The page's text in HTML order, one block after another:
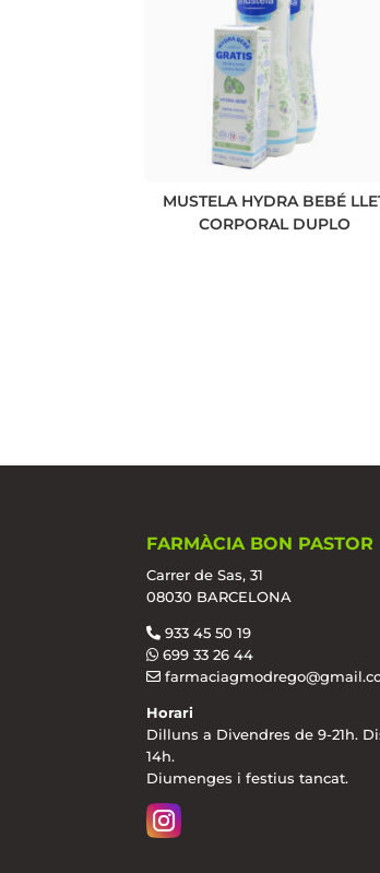
MUSTELA HYDRA BEBÉ
CORPORAL DUPLO
FARMÀCIA BON PASTOR
Carrer de Sas, 31
08030 BARCELONA
933 45 50 19
699 33 26 44
Horari
Dilluns a Divendres de 9-21h.
14h.
Diumenges i festius tancat.